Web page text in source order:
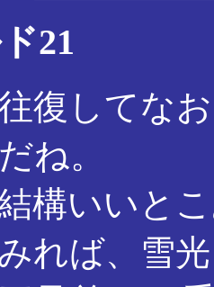
21
復してな
ね。
構いいと
れば、雪